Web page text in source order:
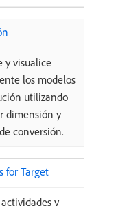
y visualice
los modelos
utilizando
dimensión y
conversión.
for Target
y